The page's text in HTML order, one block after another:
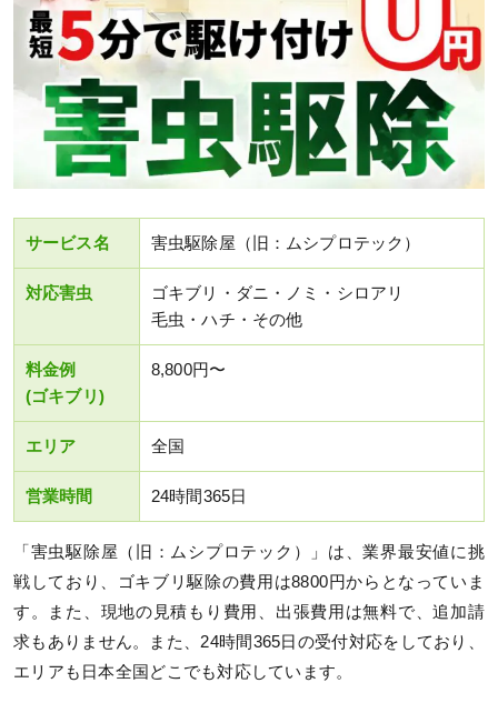
サービス名 害虫駆除屋（旧：ムシプロテック）
対応害虫
ゴキブリ・ダニ・ノミ・シロアリ
毛虫・ハチ・その他
料金例
(ゴキブリ)
8,800円〜
エリア 全国
営業時間 24時間365日
「害虫駆除屋（旧：ムシプロテック）」は、業界最安値に挑
戦しており、ゴキブリ駆除の費用は8800円からとなっていま
す。また、現地の見積もり費用、出張費用は無料で、追加請
求もありません。また、24時間365日の受付対応をしており、
エリアも日本全国どこでも対応しています。